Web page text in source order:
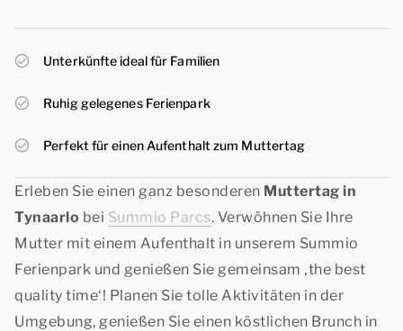
Unterkünfte ideal für Familien
Ruhig gelegenes Ferienpark
Perfekt für einen Aufenthalt zum Muttertag
Erleben Sie einen ganz besonderen Muttertag in
Tynaarlo bei Summio Parcs. Verwöhnen Sie Ihre
Mutter mit einem Aufenthalt in unserem Summio
Ferienpark und genießen Sie gemeinsam ‚the best
quality time‘! Planen Sie tolle Aktivitäten in der
Umgebung, genießen Sie einen köstlichen Brunch in